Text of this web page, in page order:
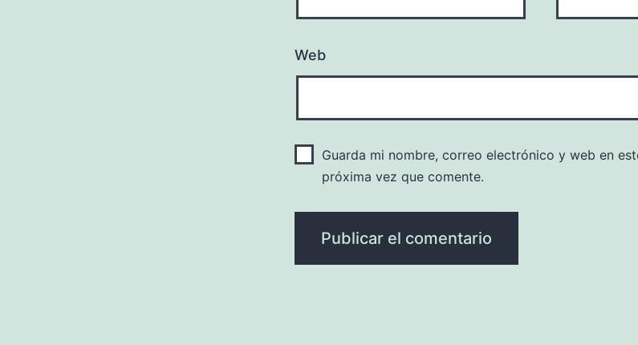
Web
Guarda mi nombre, correo electrónico y web en
próxima vez que comente.